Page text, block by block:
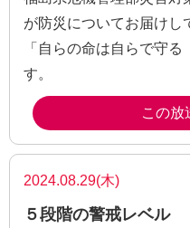
が防災についてお届けし
「自らの命は自らで守
す。
この放
2024.08.29(木)
５段階の警戒レベル